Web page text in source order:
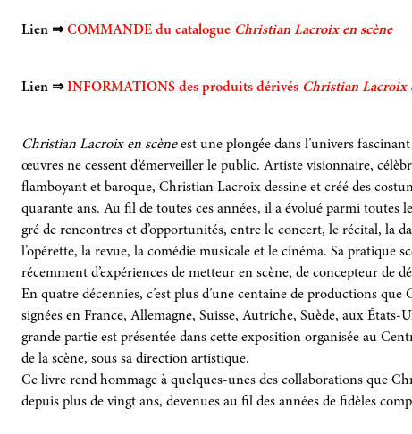
Lien ⇒ COMMANDE du catalogue Christian Lacroix en scène
Lien ⇒ INFORMATIONS des produits dérivés Christian Lacroix
Christian Lacroix en scèneest une plongée dans l’univers
œuvres ne cessent d’émerveiller le public. Artiste visionnaire,
flamboyant et baroque, Christian Lacroix dessine et créé des
quarante ans. Au fil de toutes ces années, il a évolué parmi toutes
gré de rencontres et d’opportunités, entre le concert, le récital, la
l’opérette, la revue, la comédie musicale et le cinéma. Sa pratique
récemment d’expériences de metteur en scène, de concepteur de
En quatre décennies, c’est plus d’une centaine de productions
signées en France, Allemagne, Suisse, Autriche, Suède, aux
grande partie est présentée dans cette exposition organisée au
de la scène, sous sa direction artistique.
Ce livre rend hommage à quelques-unes des collaborations que
depuis plus de vingt ans, devenues au fil des années de fidèles